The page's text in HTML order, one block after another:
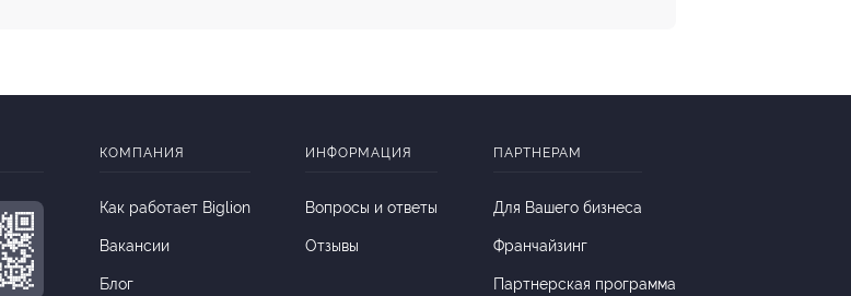
КОМПАНИЯ
Как работает Biglion
Вакансии
Блог
ИНФОРМАЦИЯ
Вопросы и ответы
Отзывы
ПАРТНЕРАМ
Для Вашего бизнеса
Франчайзинг
Партнерская программа